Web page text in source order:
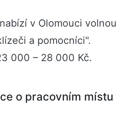
v Olomouci volnou
a pomocníci".
000 – 28 000 Kč.
o pracovním místu